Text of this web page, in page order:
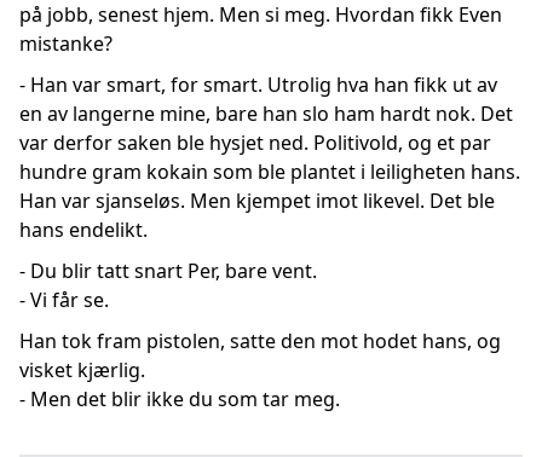
på jobb, senest hjem. Men si meg. Hvordan fikk Even
mistanke?
- Han var smart, for smart. Utrolig hva han fikk ut av
en av langerne mine, bare han slo ham hardt nok. Det
var derfor saken ble hysjet ned. Politivold, og et par
hundre gram kokain som ble plantet i leiligheten hans.
Han var sjanseløs. Men kjempet imot likevel. Det ble
hans endelikt.
- Du blir tatt snart Per, bare vent.
- Vi får se.
Han tok fram pistolen, satte den mot hodet hans, og
visket kjærlig.
- Men det blir ikke du som tar meg.